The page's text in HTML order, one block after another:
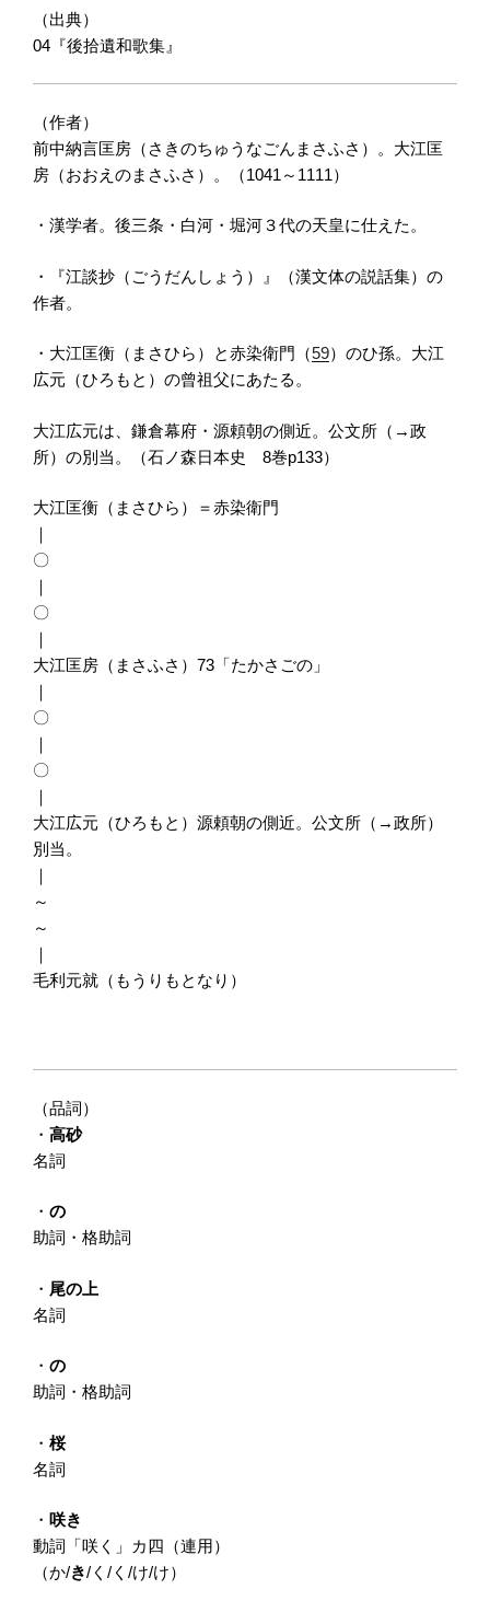
（出典）
04『後拾遺和歌集』
（作者）
前中納言匡房（さきのちゅうなごんまさふさ）。大江匡
房（おおえのまさふさ）。（1041～1111）
・漢学者。後三条・白河・堀河３代の天皇に仕えた。
・『江談抄（ごうだんしょう）』（漢文体の説話集）の
作者。
・大江匡衡（まさひら）と赤染衛門（59）のひ孫。大江
広元（ひろもと）の曾祖父にあたる。
大江広元は、鎌倉幕府・源頼朝の側近。公文所（→政
所）の別当。（石ノ森日本史 8巻p133）
大江匡衡（まさひら）＝赤染衛門
｜
〇
｜
〇
｜
大江匡房（まさふさ）73「たかさごの」
｜
〇
｜
〇
｜
大江広元（ひろもと）源頼朝の側近。公文所（→政所）
別当。
｜
～
～
｜
毛利元就（もうりもとなり）
（品詞）
・ 高砂
名詞
・ の
助詞・格助詞
・ 尾の上
名詞
・ の
助詞・格助詞
・ 桜
名詞
・ 咲き
動詞「咲く」カ四（連用）
（か/き/く/く/け/け）